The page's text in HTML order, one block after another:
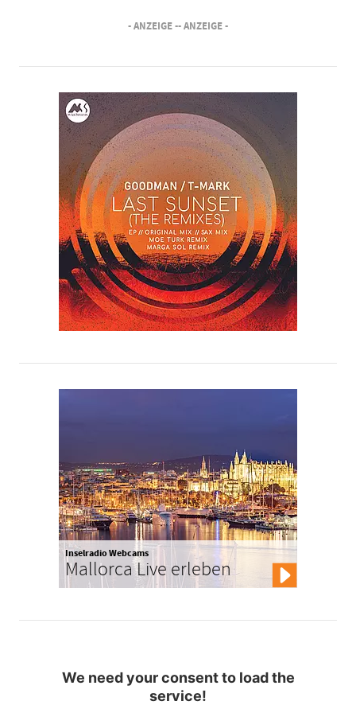
- ANZEIGE -- ANZEIGE -
Inselradio Webcams
Mallorca Live erleben
We need your consent to load the
service!